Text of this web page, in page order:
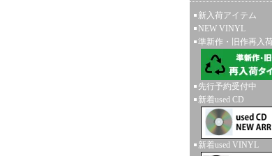
新入荷アイテム
NEW VINYL
準新作・旧作再入
先行予約受付中
新着used CD
新着used VINYL